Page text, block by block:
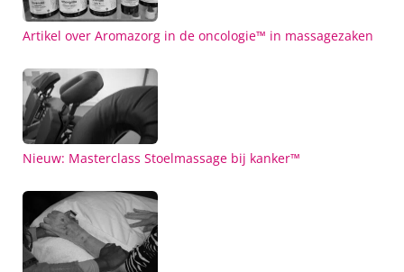
Artikel over Aromazorg in de oncologie™ in massagezaken
Nieuw: Masterclass Stoelmassage bij kanker™